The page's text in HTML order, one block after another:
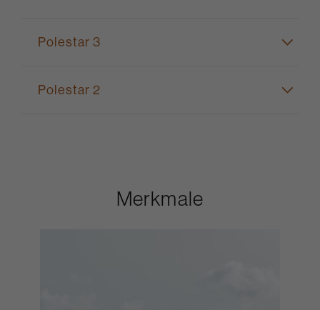
Polestar 3
Polestar 2
Merkmale